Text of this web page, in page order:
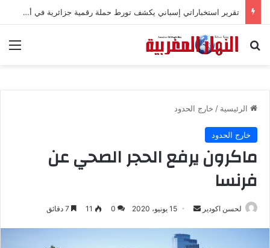
تقرير استخباراتي إسباني يكشف تورط حملة رقمية جزائرية في أحداث سبتة
بحث عن
الرئيسية / خارج الحدود
خارج الحدود
ماكرون يرفع الحجر الصحي عن
فرنسا
لحسن اكودير
س
15 يونيو، 2020 0
11